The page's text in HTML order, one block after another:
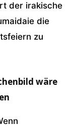
der irakische
die
zu
wäre